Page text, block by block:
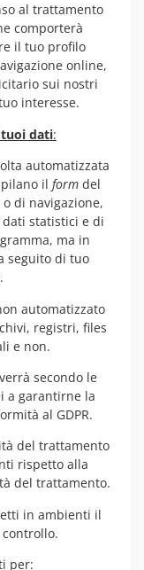
al trattamento
comporterà
il tuo profilo
online,
sui nostri
interesse.
tuoi dati:
automatizzata
il form del
di navigazione,
statistici e di
ma in
seguito di tuo
automatizzato
registri, files
e non.
secondo le
a garantirne la
al GDPR.
del trattamento
rispetto alla
del trattamento.
in ambienti il
controllo.
per: